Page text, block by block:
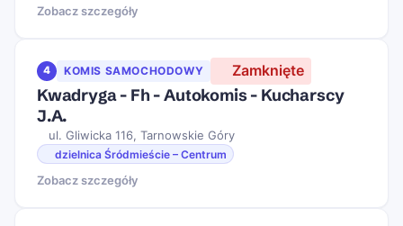
Zobacz szczegóły
4 KOMIS SAMOCHODOWY Zamknięte
Kwadryga - Fh - Autokomis - Kucharscy
J.A.
ul. Gliwicka 116, Tarnowskie Góry
dzielnica Śródmieście – Centrum
Zobacz szczegóły